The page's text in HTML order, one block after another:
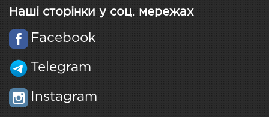
Наші сторінки у соц. мережах
Facebook
Telegram
Instagram